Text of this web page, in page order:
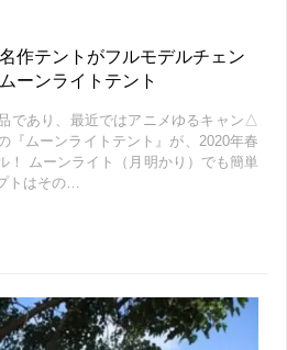
作テントがフルモデルチェン
ーンライトテント
であり、最近ではアニメゆるキャン△
『ムーンライトテント』が、2020年春
！ ムーンライト（月明かり）でも簡単
トはその…